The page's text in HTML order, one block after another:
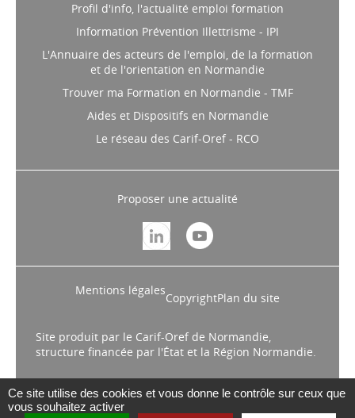
Profil d'info, l'actualité emploi formation
Information Prévention Illettrisme - IPI
L'Annuaire des acteurs de l'emploi, de la formation
et de l'orientation en Normandie
Trouver ma Formation en Normandie - TMF
Aides et Dispositifs en Normandie
Le réseau des Carif-Oref - RCO
Proposer une actualité
Mentions légales
CopyrightPlan du site
Site produit par le Carif-Oref de Normandie,
structure financée par l'État et la Région Normandie.
Ce site utilise des cookies et vous donne le contrôle sur ceux que
vous souhaitez activer